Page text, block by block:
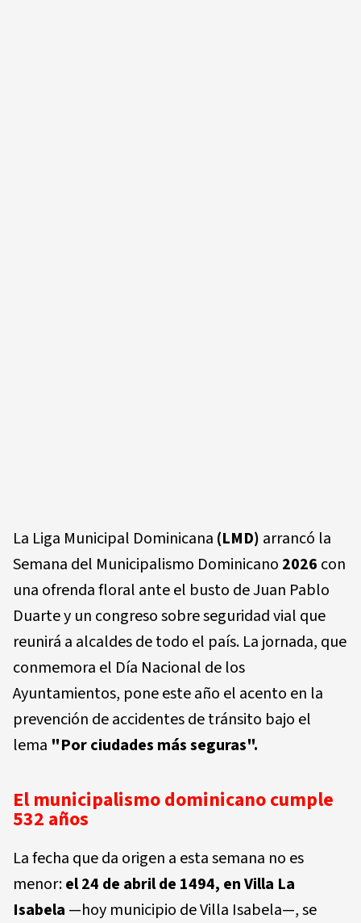
La Liga Municipal Dominicana (LMD) arrancó la
Semana del Municipalismo Dominicano 2026 con
una ofrenda floral ante el busto de Juan Pablo
Duarte y un congreso sobre seguridad vial que
reunirá a alcaldes de todo el país. La jornada, que
conmemora el Día Nacional de los
Ayuntamientos, pone este año el acento en la
prevención de accidentes de tránsito bajo el
lema "Por ciudades más seguras".
El municipalismo dominicano cumple
532 años
La fecha que da origen a esta semana no es
menor:el 24 de abril de 1494, en Villa La
Isabela —hoy municipio de Villa Isabela—, se